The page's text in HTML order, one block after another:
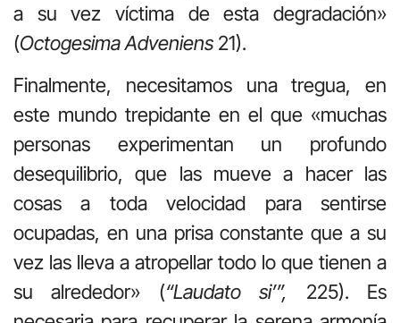
a su vez víctima de esta degradación»
(Octogesima Adveniens 21).
Finalmente, necesitamos una tregua, en
este mundo trepidante en el que «muchas
personas experimentan un profundo
desequilibrio, que las mueve a hacer las
cosas a toda velocidad para sentirse
ocupadas, en una prisa constante que a su
vez las lleva a atropellar todo lo que tienen a
su alrededor» (“Laudato si’”, 225). Es